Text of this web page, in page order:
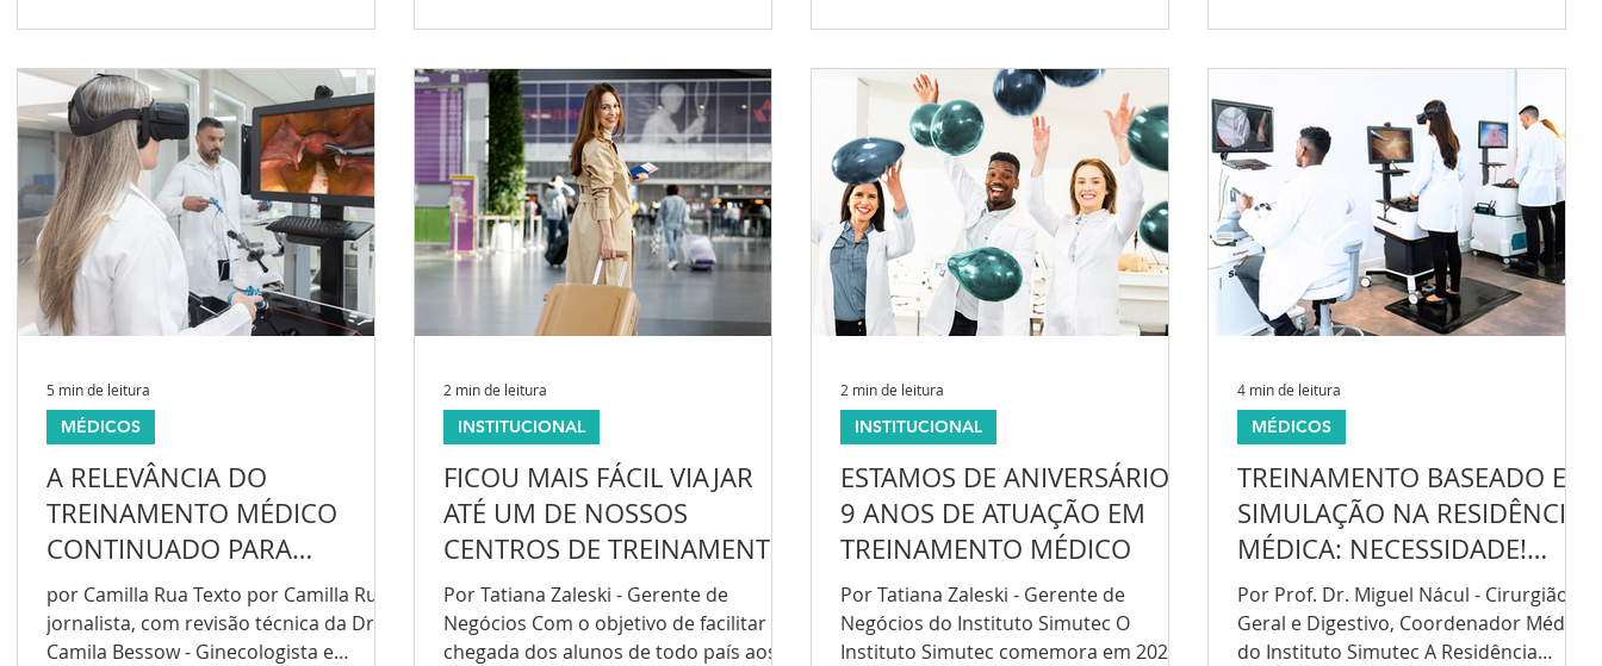
A RELEVÂNCIA DO
TREINAMENTO MÉDICO
CONTINUADO PARA
CIRURGIÕES
GINECOLÓGICOS
por Camilla Rua Texto por Camilla Rua -
jornalista, com revisão técnica da Dra.
Camila Bessow - Ginecologista e
MÉDICOS
5 min de leitura
FICOU MAIS FÁCIL VIAJAR
ATÉ UM DE NOSSOS
CENTROS DE TREINAMENTO
MÉDICO
Por Tatiana Zaleski - Gerente de
Negócios Com o objetivo de facilitar a
chegada dos alunos de todo país aos
INSTITUCIONAL
2 min de leitura
ESTAMOS DE ANIVERSÁRIO!
9 ANOS DE ATUAÇÃO EM
TREINAMENTO MÉDICO
Por Tatiana Zaleski - Gerente de
Negócios do Instituto Simutec O
Instituto Simutec comemora em 2023
INSTITUCIONAL
2 min de leitura
TREINAMENTO BASEADO EM
SIMULAÇÃO NA RESIDÊNCIA
MÉDICA: NECESSIDADE!
OBRIGATORIEDADE OU
ALTERNATIVA?
Por Prof. Dr. Miguel Nácul - Cirurgião
Geral e Digestivo, Coordenador Médico
do Instituto Simutec A Residência
MÉDICOS
4 min de leitura